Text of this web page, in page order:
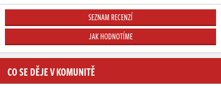
SEZNAM RECENZÍ
JAK HODNOTÍME
CO SE DĚJE V KOMUNITĚ